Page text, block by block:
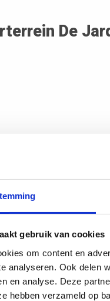
gebruik van cookies
om content en
analyseren. Ook delen
en analyse. Deze
hebben verzameld op
De